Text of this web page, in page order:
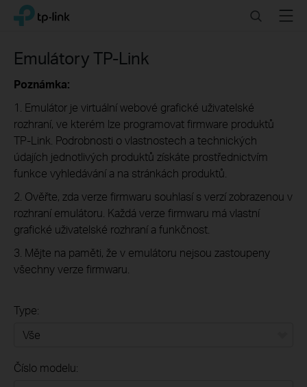
Click
navigation
TP-Link, Reliably Smart SearchMenu
Emulátory TP-Link
Poznámka:
1. Emulátor je virtuální webové grafické uživatelské
rozhraní, ve kterém lze programovat firmware produktů
TP-Link. Podrobnosti o vlastnostech a technických
údajích jednotlivých produktů získáte prostřednictvím
funkce vyhledávání a na stránkách produktů.
2. Ověřte, zda verze firmwaru souhlasí s verzí zobrazenou v
rozhraní emulátoru. Každá verze firmwaru má vlastní
grafické uživatelské rozhraní a funkčnost.
3. Mějte na paměti, že v emulátoru nejsou zastoupeny
všechny verze firmwaru.
Type:
Číslo modelu: